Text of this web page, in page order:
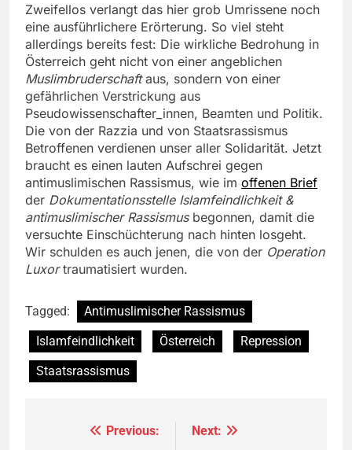
Zweifellos verlangt das hier grob Umrissene noch
eine ausführlichere Erörterung. So viel steht
allerdings bereits fest: Die wirkliche Bedrohung in
Österreich geht nicht von einer angeblichen
Muslimbruderschaftaus, sondern von einer
gefährlichen Verstrickung aus
Pseudowissenschafter_innen, Beamten und Politik.
Die von der Razzia und von Staatsrassismus
Betroffenen verdienen unser aller Solidarität. Jetzt
braucht es einen lauten Aufschrei gegen
antimuslimischen Rassismus, wie im offenen Brief
der Dokumentationsstelle Islamfeindlichkeit &
antimuslimischer Rassismusbegonnen, damit die
versuchte Einschüchterung nach hinten losgeht.
Wir schulden es auch jenen, die von der Operation
Luxortraumatisiert wurden.
Tagged:
Antimuslimischer Rassismus
Islamfeindlichkeit
Österreich
Repression
Staatsrassismus
Beitragsnavigation
Previous: Next: